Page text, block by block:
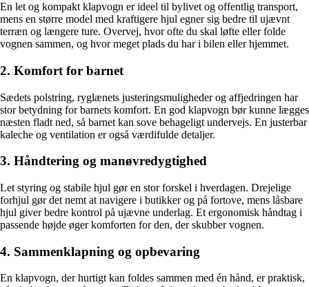
En let og kompakt klapvogn er ideel til bylivet og offentlig transport,
mens en større model med kraftigere hjul egner sig bedre til ujævnt
terræn og længere ture. Overvej, hvor ofte du skal løfte eller folde
vognen sammen, og hvor meget plads du har i bilen eller hjemmet.
2. Komfort for barnet
Sædets polstring, ryglænets justeringsmuligheder og affjedringen har
stor betydning for barnets komfort. En god klapvogn bør kunne lægges
næsten fladt ned, så barnet kan sove behageligt undervejs. En justerbar
kaleche og ventilation er også værdifulde detaljer.
3. Håndtering og manøvredygtighed
Let styring og stabile hjul gør en stor forskel i hverdagen. Drejelige
forhjul gør det nemt at navigere i butikker og på fortove, mens låsbare
hjul giver bedre kontrol på ujævne underlag. Et ergonomisk håndtag i
passende højde øger komforten for den, der skubber vognen.
4. Sammenklapning og opbevaring
En klapvogn, der hurtigt kan foldes sammen med én hånd, er praktisk,